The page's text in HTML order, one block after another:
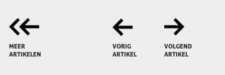
MEER
ARTIKELEN
VORIG
ARTIKEL
VOLGEND
ARTIKEL